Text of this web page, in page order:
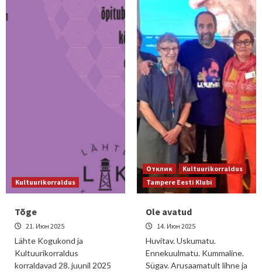
Kultuurikorraldus
Tõge
21. Июн 2025
Lähte Kogukond ja
Kultuurikorraldus
korraldavad 28. juunil 2025
Отклик
Kultuurikorraldus
Tampere Eesti Klubi
Ole avatud
14. Июн 2025
Huvitav. Uskumatu.
Ennekuulmatu. Kummaline.
Sügav. Arusaamatult lihne ja